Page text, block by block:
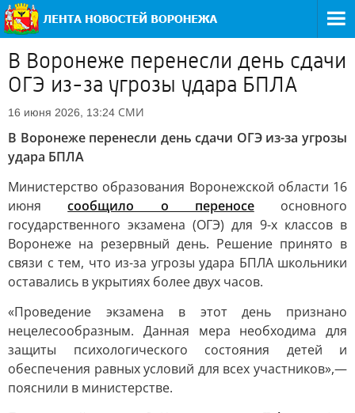
В Воронеже перенесли день сдачи
ОГЭ из-за угрозы удара БПЛА
16 июня 2026, 13:24 СМИ
В Воронеже перенесли день сдачи ОГЭ из-за угрозы
удара БПЛА
Министерство образования Воронежской области 16
июнясообщило о переносеосновного
государственного экзамена (ОГЭ) для 9-х классов в
Воронеже на резервный день. Решение принято в
связи с тем, что из-за угрозы удара БПЛА школьники
оставались в укрытиях более двух часов.
«Проведение экзамена в этот день признано
нецелесообразным. Данная мера необходима для
защиты психологического состояния детей и
обеспечения равных условий для всех участников»,—
пояснили в министерстве.